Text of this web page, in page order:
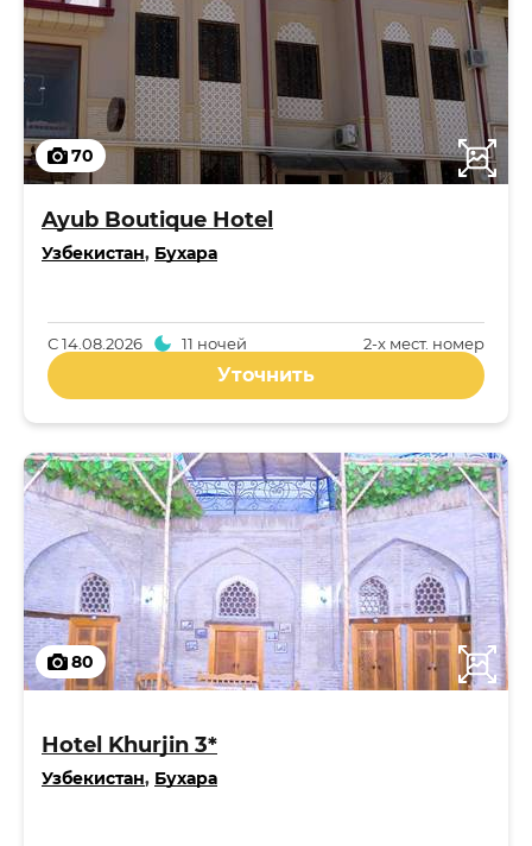
70
Ayub Boutique Hotel
Узбекистан, Бухара
2-x мест. номер
С14.08.2026 11 ночей
Уточнить
80
Hotel Khurjin 3*
Узбекистан, Бухара